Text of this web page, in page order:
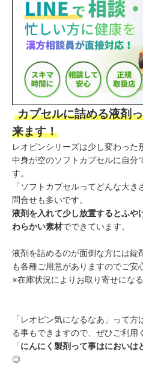
カプセルに詰める液剤
来ます！
レオピンシリーズは少し変わった
中身が空のソフトカプセルに自分
す。
「ソフトカプセルってどんな大
問合せも多いです。
液剤を入れて少し放置するとふや
わらかい素材でできています。
液剤を詰めるのが面倒な方には錠
も各種ご用意がありますのでご安
※在庫状況によりお取り寄せにな
「レオピン気になるなあ」って
る事もできますので、ぜひご利用
「にんにく製剤って事はにおいは
◎